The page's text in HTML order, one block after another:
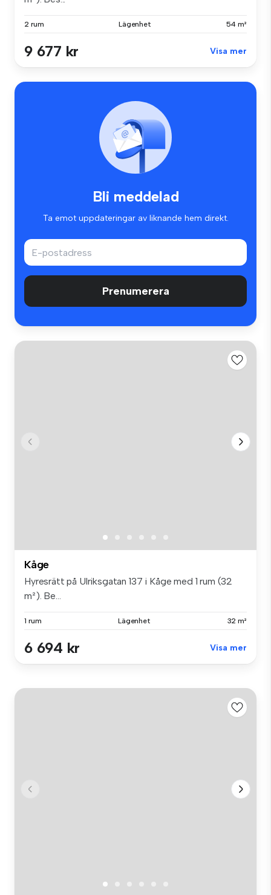
2 rum Lägenhet 54 m²
9 677 kr Visa mer
Bli meddelad
Ta emot uppdateringar av liknande hem direkt.
Prenumerera
Kåge
Hyresrätt på Ulriksgatan 137 i Kåge med 1 rum (32
m²). Be...
1 rum Lägenhet 32 m²
6 694 kr Visa mer